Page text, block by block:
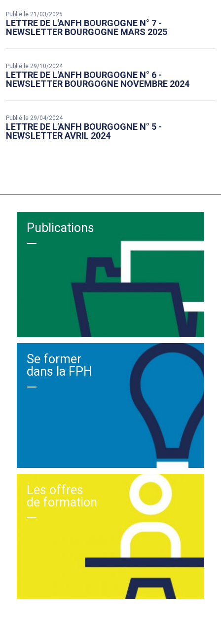
Publié le 21/03/2025
LETTRE DE L'ANFH BOURGOGNE N° 7 -
NEWSLETTER BOURGOGNE MARS 2025
Publié le 29/10/2024
LETTRE DE L'ANFH BOURGOGNE N° 6 -
NEWSLETTER BOURGOGNE NOVEMBRE 2024
Publié le 29/04/2024
LETTRE DE L'ANFH BOURGOGNE N° 5 -
NEWSLETTER AVRIL 2024
Publications
Se former
dans la FPH
Les offres
de formation